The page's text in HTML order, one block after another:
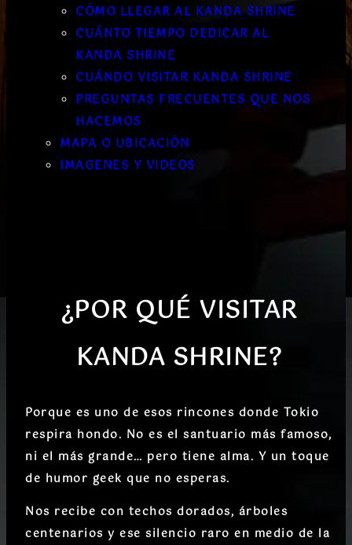
CÓMO LLEGAR AL KANDA SHRINE
CUÁNTO TIEMPO DEDICAR AL
KANDA SHRINE
CUÁNDO VISITAR KANDA SHRINE
PREGUNTAS FRECUENTES QUE NOS
HACEMOS
MAPA O UBICACIÓN
IMAGENES Y VIDEOS
¿POR QUÉ VISITAR
KANDA SHRINE?
Porque es uno de esos rincones donde Tokio
respira hondo. No es el santuario más famoso,
ni el más grande… pero tiene alma. Y un toque
de humor geek que no esperas.
Nos recibe con techos dorados, árboles
centenarios y ese silencio raro en medio de la